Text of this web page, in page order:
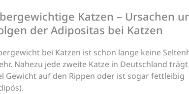
Katzen – Ursachen
der Adipositas bei Katzen
bei Katzen ist schon lange keine
Nahezu jede zweite Katze in Deutschland
Gewicht auf den Rippen oder ist sogar fettleibig